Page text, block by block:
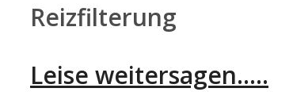
Reizfilterung
Leise weitersagen…..